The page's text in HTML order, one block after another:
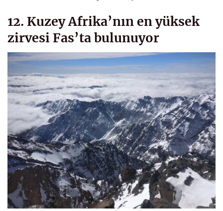
12. Kuzey Afrika’nın en yüksek
zirvesi Fas’ta bulunuyor